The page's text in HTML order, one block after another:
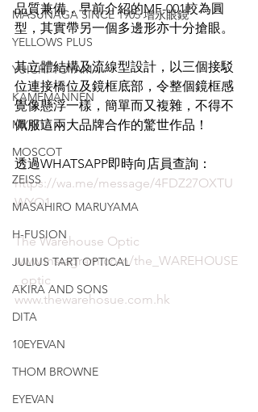
MASUNAGA SINCE 1905 增永眼鏡
YELLOWS PLUS
YUICHI TOYAMA
KAMEMANNEN
MYKITA
MOSCOT
ZEISS
MASAHIRO MARUYAMA
H-FUSION
JULIUS TART OPTICAL
AKIRA AND SONS
DITA
10EYEVAN
THOM BROWNE
EYEVAN
品質兼備，早前介紹的MF-001較為圓
型，其實帶另一個多邊形亦十分搶眼。
其立體結構及流線型設計，以三個接駁
位連接橋位及鏡框底部，令整個鏡框感
覺像懸浮一樣，簡單而又複雜，不得不
佩服這兩大品牌合作的驚世作品！
透過WHATSAPP即時向店員查詢：
https://wa.me/message/4FDZ27OXTU
WYO1
The Warehouse Optic
www.instagram.com/the_WAREHOUSE
_optic
www.thewarehosue.com.hk